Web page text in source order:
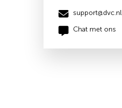
support@dvc.nl
Chat met ons